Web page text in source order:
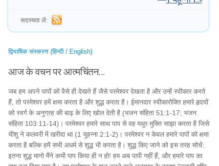
सदस्यता लें:
द्विभाषिक संस्करण (हिन्दी / English)
आज के वचन पर आत्मचिंतन...
जब हम अपने पापों को वैसे ही देखते हैं जैसे परमेश्वर देखता है और उन्हें स्वीकार करते
हैं, तो परमेश्वर हमें क्षमा करता है और शुद्ध करता है। ईमानदार स्वीकारोक्ति हमारे हृदयों
को स्वर्ग के अनुग्रह की बाढ़ के लिए खोल देती है (भजन संहिता 51:1-17; भजन
संहिता 103:11-14)। परमेश्वर हमारे साथ पाप से वह मधुर मुक्ति साझा करता है जिसे
यीशु ने कलवरी में खरीदा था (1 यूहन्ना 2:1-2)। परमेश्वर न केवल हमारे पापों को क्षमा
करता है बल्कि हमें सभी अधर्म से शुद्ध भी करता है। शुद्ध किए जाने को इस तरह सोचें:
इतना शुद्ध मानो मैंने कभी पाप किया ही न हो! हम अब पापी नहीं हैं, और हमारे पाप का